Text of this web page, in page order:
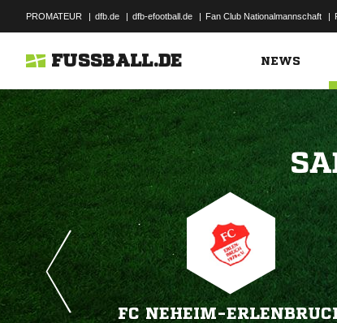
PROMATEUR | dfb.de | dfb-efootball.de | Fan Club Nationalmannschaft |
FUSSBALL.DE NEWS
FC NEHEIM-